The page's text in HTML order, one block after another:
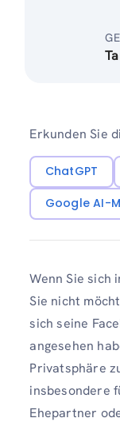
Erkunden Sie
ChatGPT
Google AI-
Wenn Sie sich
Sie nicht
sich seine
angesehen
Privatsphäre
insbesondere
Ehepartner